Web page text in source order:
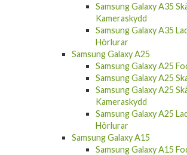
Samsung Galaxy A35
Kameraskydd
Samsung Galaxy A35
Hörlurar
Samsung Galaxy A25
Samsung Galaxy A25
Samsung Galaxy A25
Samsung Galaxy A25
Kameraskydd
Samsung Galaxy A25
Hörlurar
Samsung Galaxy A15
Samsung Galaxy A15